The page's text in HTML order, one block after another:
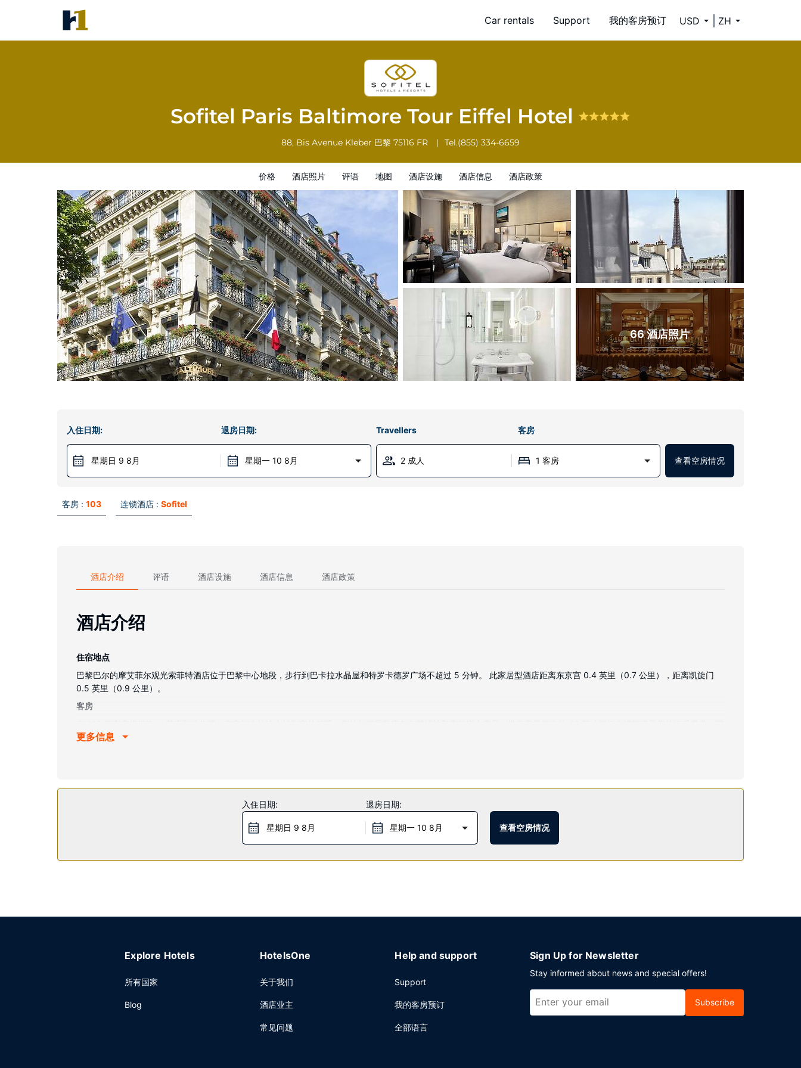
Car rentals Support 我的客房预订 USD ZH
Sofitel Paris Baltimore Tour Eiffel Hotel
88, Bis Avenue Kleber 巴黎 75116 FR Tel.(855) 334-6659
价格 酒店照片 评语 地图 酒店设施 酒店信息 酒店政策
66 酒店照片
入住日期:
星期日 9 8月
退房日期:
星期一 10 8月
Travellers 客房
2 成人 1 客房 查看空房情况
客房 : 103 连锁酒店 : Sofitel
酒店介绍 评语 酒店设施 酒店信息 酒店政策
酒店介绍
住宿地点
巴黎巴尔的摩艾菲尔观光索菲特酒店位于巴黎中心地段，步行到巴卡拉水晶屋和特罗卡德罗广场不超过 5 分钟。 此家居型酒店距离东京宫 0.4 英里（0.7 公里），距离凯旋门
0.5 英里（0.9 公里）。
客房
时提供免费无线网络，方便您与朋友保持联系。浴室提供名牌洗护用品和吹风机。
餐厅
您可以去LORDYS餐厅享用美味佳肴，这里供应午餐和晚餐，主打法国菜。或者可以待在房间里，享受 24 小时送餐服务。在忙碌的一天后，不妨去酒吧/酒廊轻松一下。自助式
早餐（收费）供应时间为：周一至周五 06:30 至 10:30，周末 07:00 至 11:00。
更多信息
入住日期:
星期日 9 8月
退房日期:
星期一 10 8月 查看空房情况
Explore Hotels
所有国家
Blog
HotelsOne
关于我们
酒店业主
常见问题
Help and support
Support
我的客房预订
全部语言
Sign Up for Newsletter
Stay informed about news and special offers!
Subscribe